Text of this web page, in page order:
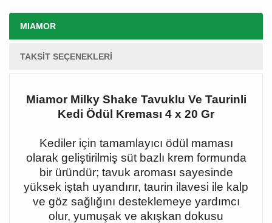
MIAMOR
TAKSIT SEÇENEKLERI
Miamor Milky Shake Tavuklu Ve Taurinli
Kedi Ödül Kreması 4 x 20 Gr
Kediler için tamamlayıcı ödül maması
olarak geliştirilmiş süt bazlı krem formunda
bir üründür; tavuk aroması sayesinde
yüksek iştah uyandırır, taurin ilavesi ile kalp
ve göz sağlığını desteklemeye yardımcı
olur, yumuşak ve akışkan dokusu